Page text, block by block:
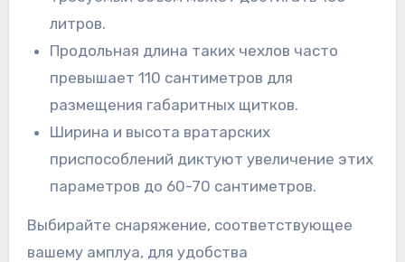
литров.
Продольная длина таких чехлов часто
превышает 110 сантиметров для
размещения габаритных щитков.
Ширина и высота вратарских
приспособлений диктуют увеличение этих
параметров до 60-70 сантиметров.
Выбирайте снаряжение, соответствующее
вашему амплуа, для удобства